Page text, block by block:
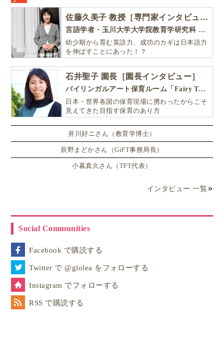
佐藤久美子 教授［専門家インタビュー］
言語学者・玉川大学大学院教育学研究科 教授・NHK「えいごであそぼ」総合指導
幼少期から育む英語力、成功のカギは日本語力
を伸ばすことにあった！？
石井聖子 園長［園長インタビュー］
バイリンガルアート保育ルーム「Fairy Tale（フェアリーテイル）」
日本・世界各国の保育現場に携わったからこそ
見えてきた目指す保育のあり方
井川好ニさん（教育学博士）
辰野まどかさん（GiFT事務局長）
小暮真久さん（TFT代表）
インタビュー 一覧
Social Communities
Facebook で購読する
Twitter で @glolea をフォローする
Instagram でフォローする
RSS で購読する